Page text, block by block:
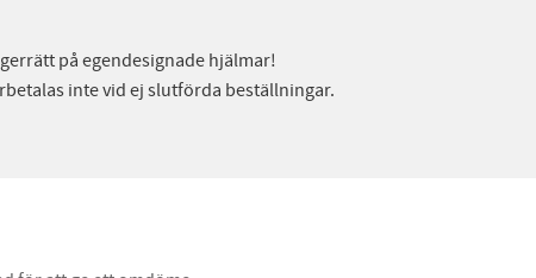
på egendesignade hjälmar!
inte vid ej slutförda beställningar.